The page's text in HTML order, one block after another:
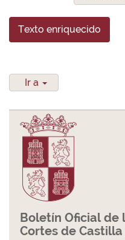
Texto enriquecido
Ir a
Boletín Oficial de
Cortes de Castilla